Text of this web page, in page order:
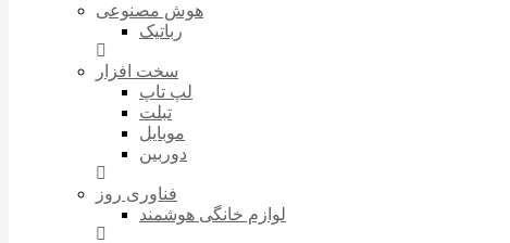
هوش مصنوعی
رباتیک
سخت افزار
لپ تاپ
تبلت
موبایل
دوربین
فناوری روز
لوازم خانگی هوشمند